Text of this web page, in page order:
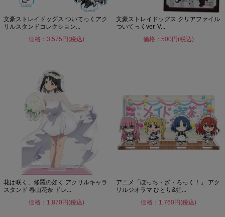
文豪ストレイドッグス ついてっくアク
リルスタンドコレクション...
価格：3,575円(税込)
文豪ストレイドッグス クリアファイル
ついてっくver. V...
価格：500円(税込)
花は咲く、修羅の如く アクリルキャラ
スタンド 春山花奈 ドレ...
価格：1,870円(税込)
アニメ「ぼっち・ざ・ろっく！」 アク
リルジオラマ ひとり&虹...
価格：1,760円(税込)